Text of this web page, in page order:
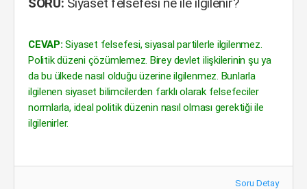
CEVAP: Siyaset felsefesi, siyasal partilerle ilgilenmez.
Politik düzeni çözümlemez. Birey devlet ilişkilerinin şu ya
da bu ülkede nasıl olduğu üzerine ilgilenmez. Bunlarla
ilgilenen siyaset bilimcilerden farklı olarak felsefeciler
normlarla, ideal politik düzenin nasıl olması gerektiği ile
ilgilenirler.
Soru Detay